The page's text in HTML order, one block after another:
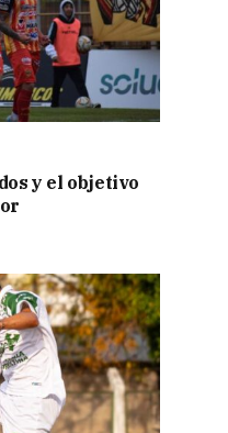
y el objetivo